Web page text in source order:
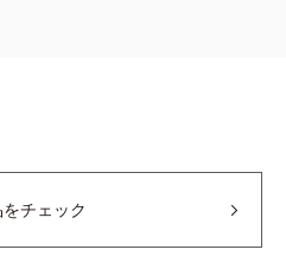
チェック